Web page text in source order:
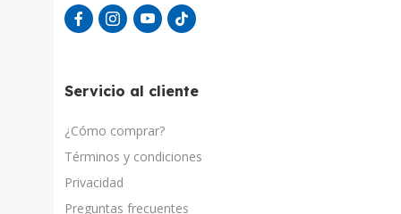
Servicio al cliente
¿Cómo comprar?
Términos y condiciones
Privacidad
Preguntas frecuentes